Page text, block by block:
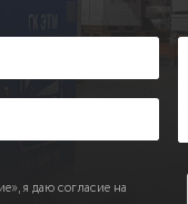
я даю согласие на